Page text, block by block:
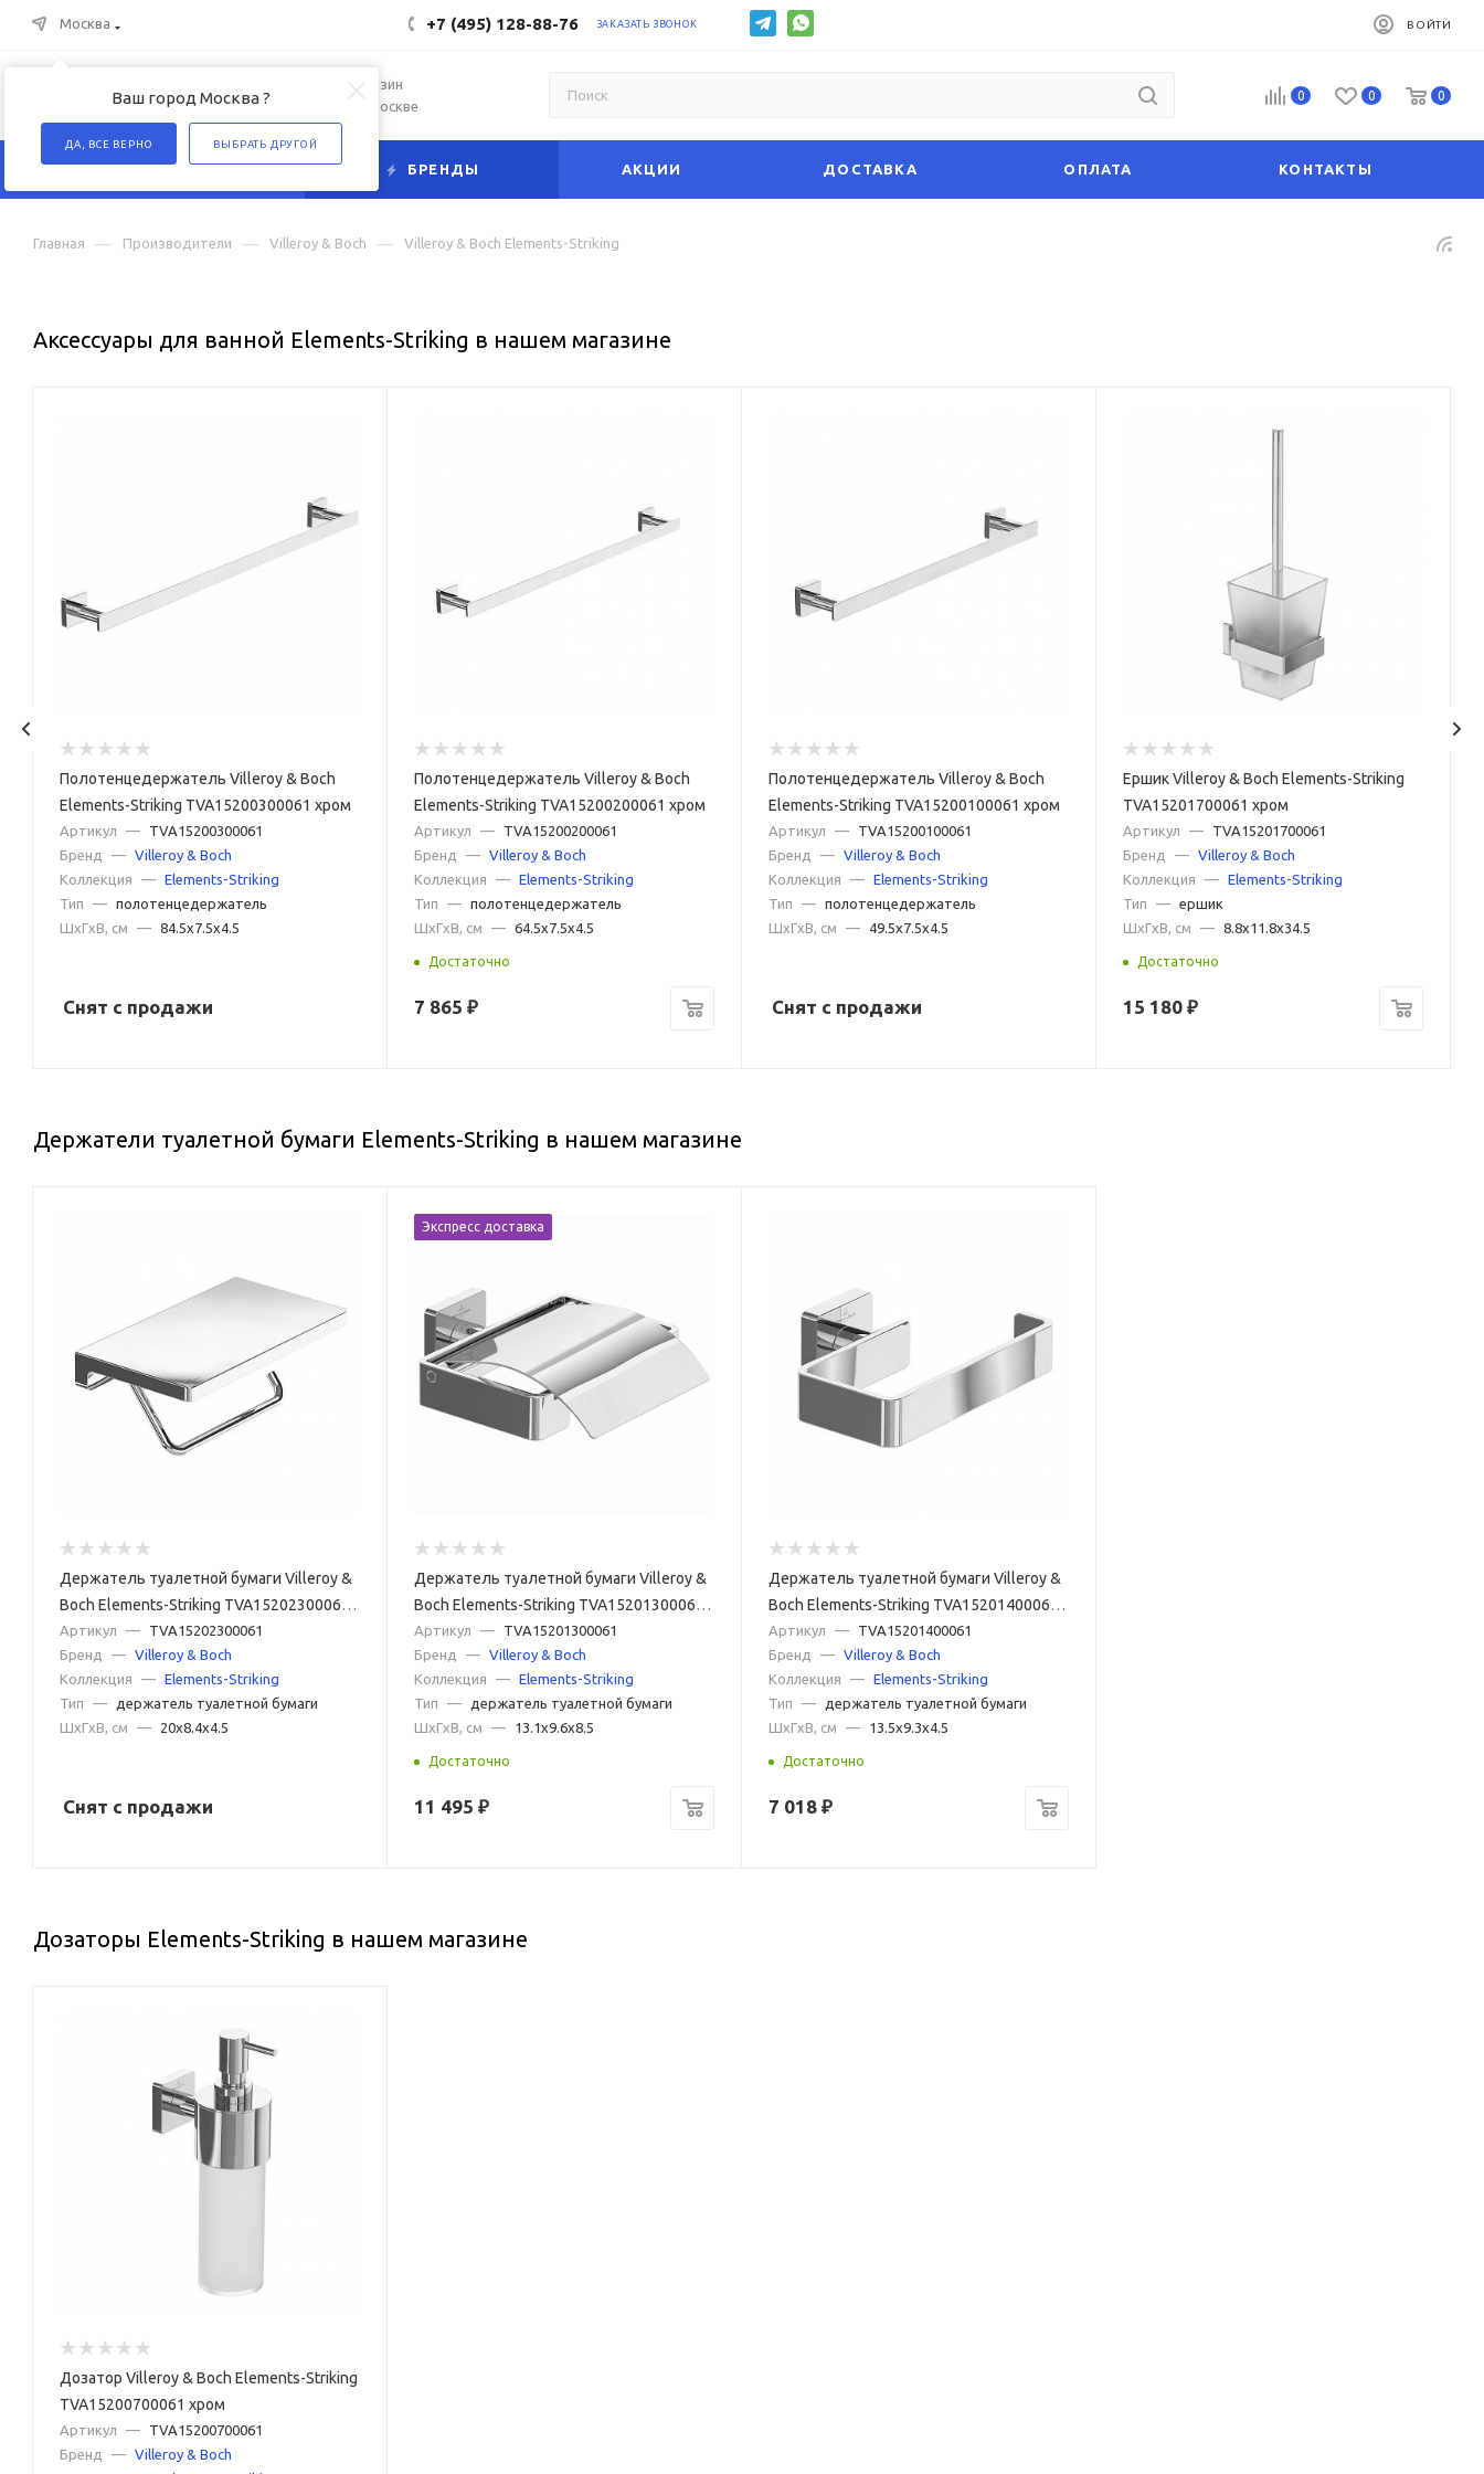
Москва
Ваш город Москва ?
ДА, ВСЕ ВЕРНО ВЫБРАТЬ ДРУГОЙ
+7 (495) 128-88-76 ЗАКАЗАТЬ ЗВОНОК ВОЙТИ
Интернет-магазин
сантехники в Москве
0 0 0
КАТАЛОГ БРЕНДЫ АКЦИИ ДОСТАВКА ОПЛАТА КОНТАКТЫ
Главная — Производители — Villeroy & Boch — Villeroy & Boch Elements-Striking
Аксессуары для ванной Elements-Striking в нашем магазине
Полотенцедержатель Villeroy & Boch
Elements-Striking TVA15200300061 хром
Артикул —
TVA15200300061
Бренд
— Villeroy & Boch
Коллекция
— Elements-Striking
Тип
— полотенцедержатель
ШxГxВ, см
— 84.5x7.5x4.5
Снят с продажи
Полотенцедержатель Villeroy & Boch
Elements-Striking TVA15200200061 хром
Артикул —
TVA15200200061
Бренд
— Villeroy & Boch
Коллекция
— Elements-Striking
Тип
— полотенцедержатель
ШxГxВ, см
— 64.5x7.5x4.5
Достаточно
7 865 ₽
Полотенцедержатель Villeroy & Boch
Elements-Striking TVA15200100061 хром
Артикул —
TVA15200100061
Бренд
— Villeroy & Boch
Коллекция
— Elements-Striking
Тип
— полотенцедержатель
ШxГxВ, см
— 49.5x7.5x4.5
Снят с продажи
Ершик Villeroy & Boch Elements-Striking
TVA15201700061 хром
Артикул —
TVA15201700061
Бренд
— Villeroy & Boch
Коллекция
— Elements-Striking
Тип
— ершик
ШxГxВ, см
— 8.8x11.8x34.5
Достаточно
15 180 ₽
Держатели туалетной бумаги Elements-Striking в нашем магазине
Держатель туалетной бумаги Villeroy &
Boch Elements-Striking TVA15202300061
хром
Артикул —
TVA15202300061
Бренд
— Villeroy & Boch
Коллекция
— Elements-Striking
Тип
—
держатель туалетной бумаги
ШxГxВ, см
— 20x8.4x4.5
Снят с продажи
Экспресс доставка
Держатель туалетной бумаги Villeroy &
Boch Elements-Striking TVA15201300061
хром
Артикул —
TVA15201300061
Бренд
— Villeroy & Boch
Коллекция
— Elements-Striking
Тип
—
держатель туалетной бумаги
ШxГxВ, см
— 13.1x9.6x8.5
Достаточно
11 495 ₽
Держатель туалетной бумаги Villeroy &
Boch Elements-Striking TVA15201400061
хром
Артикул —
TVA15201400061
Бренд
— Villeroy & Boch
Коллекция
— Elements-Striking
Тип
—
держатель туалетной бумаги
ШxГxВ, см
— 13.5x9.3x4.5
Достаточно
7 018 ₽
Дозаторы Elements-Striking в нашем магазине
Дозатор Villeroy & Boch Elements-Striking
TVA15200700061 хром
Артикул —
TVA15200700061
Бренд
— Villeroy & Boch